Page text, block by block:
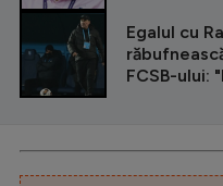
Egalul cu
FCSB-ului: